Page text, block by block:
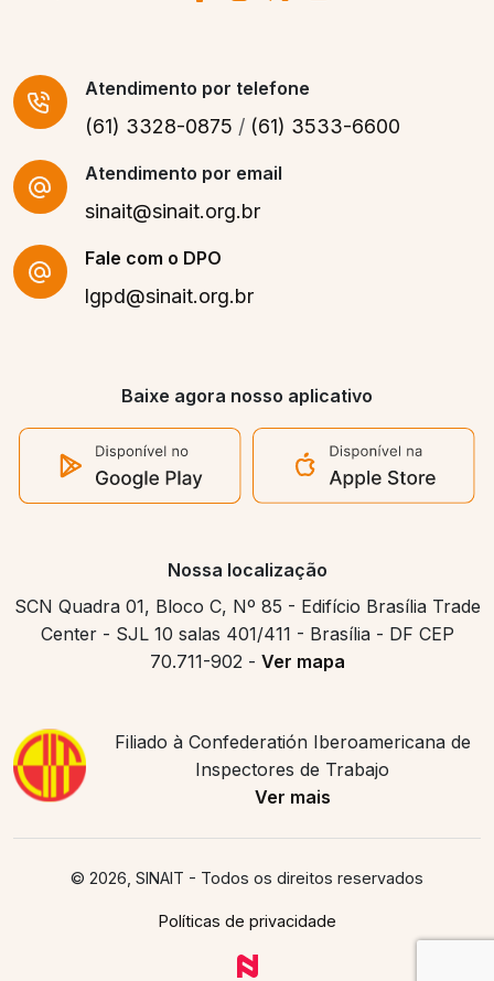
Atendimento por telefone
(61) 3328-0875 / (61) 3533-6600
Atendimento por email
sinait@sinait.org.br
Fale com o DPO
lgpd@sinait.org.br
Baixe agora nosso aplicativo
Nossa localização
SCN Quadra 01, Bloco C, Nº 85 - Edifício Brasília Trade
Center - SJL 10 salas 401/411 - Brasília - DF CEP
70.711-902 - Ver mapa
Filiado à Confederatión Iberoamericana de
Inspectores de Trabajo
Ver mais
© 2026, SINAIT - Todos os direitos reservados
Políticas de privacidade